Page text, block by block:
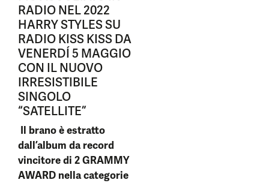
RADIO NEL 2022
HARRY STYLES SU
RADIO KISS KISS DA
VENERDÍ 5 MAGGIO
CON IL NUOVO
IRRESISTIBILE
SINGOLO
“SATELLITE”
Il brano è estratto
dall’album da record
vincitore di 2 GRAMMY
AWARD nella categorie